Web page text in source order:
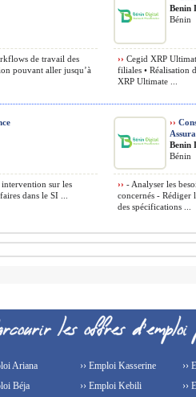
de travail des
pouvant aller jusqu’à
Benin
Bénin
›› Cegid XRP
filiales • Réalisation
XRP Ultimate ...
sur les
dans le SI ...
››
Benin
Bénin
›› - Analyser les
concernés - Rédiger
des spécifications ...
Ariana
Béja
›› Emploi Kasserine
›› Emploi Kebili
››
››